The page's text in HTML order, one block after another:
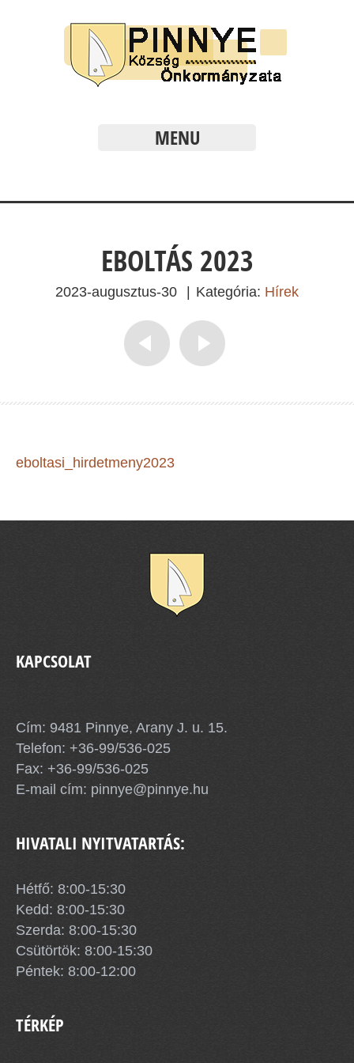
MENU
EBOLTÁS 2023
2023-augusztus-30 Kategória: Hírek
eboltasi_hirdetmeny2023
KAPCSOLAT
Cím: 9481 Pinnye, Arany J. u. 15.
Telefon: +36-99/536-025
Fax: +36-99/536-025
E-mail cím: pinnye@pinnye.hu
HIVATALI NYITVATARTÁS:
Hétfő: 8:00-15:30
Kedd: 8:00-15:30
Szerda: 8:00-15:30
Csütörtök: 8:00-15:30
Péntek: 8:00-12:00
TÉRKÉP